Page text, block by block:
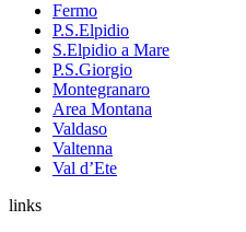
Fermo
P.S.Elpidio
S.Elpidio a Mare
P.S.Giorgio
Montegranaro
Area Montana
Valdaso
Valtenna
Val d’Ete
links